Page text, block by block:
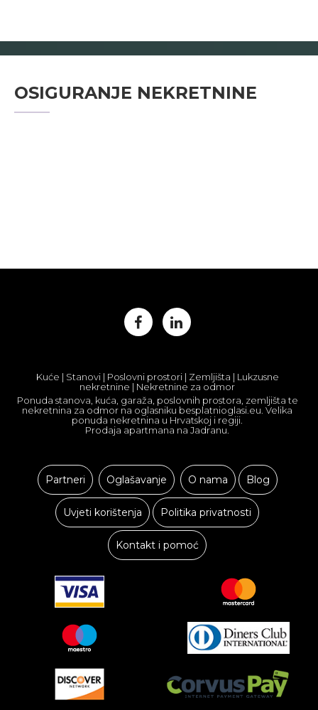
OSIGURANJE NEKRETNINE
Kuće | Stanovi | Poslovni prostori | Zemljišta | Lukzusne
nekretnine | Nekretnine za odmor
Ponuda stanova, kuća, garaža, poslovnih prostora, zemljišta te
nekretnina za odmor na oglasniku besplatnioglasi.eu. Velika
ponuda nekretnina u Hrvatskoj i regiji.
Prodaja apartmana na Jadranu.
Partneri Oglašavanje O nama Blog
Uvjeti korištenja Politika privatnosti
Kontakt i pomoć